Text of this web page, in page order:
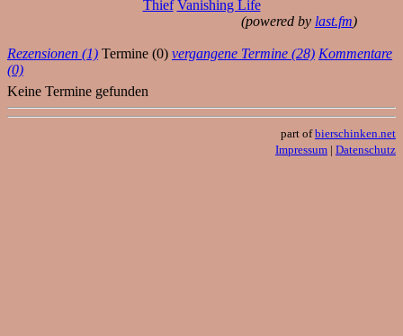
Thief Vanishing Life
(powered by last.fm)
Rezensionen (1) Termine (0) vergangene Termine (28) Kommentare
(0)
Keine Termine gefunden
part ofbierschinken.net
Impressum | Datenschutz